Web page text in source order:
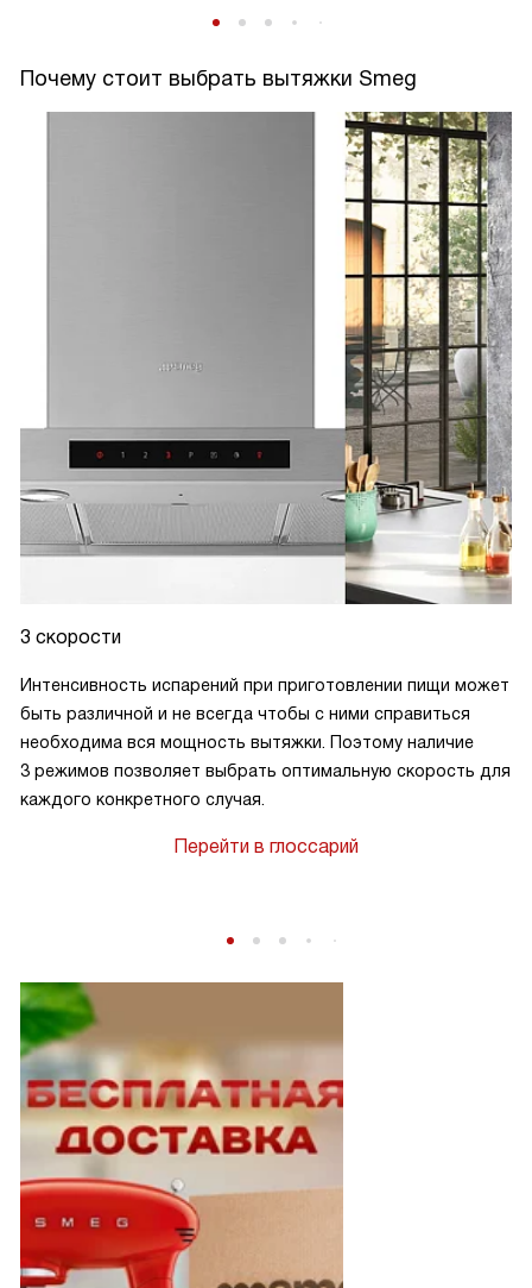
Почему стоит выбрать вытяжки Smeg
3 скорости
Интенсивность испарений при приготовлении пищи может
быть различной и не всегда чтобы с ними справиться
необходима вся мощность вытяжки. Поэтому наличие
3 режимов позволяет выбрать оптимальную скорость для
каждого конкретного случая.
Перейти в глоссарий